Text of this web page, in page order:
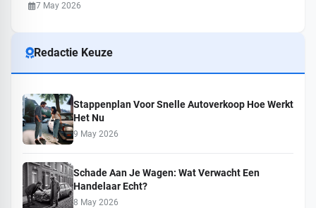
7 May 2026
Redactie Keuze
Stappenplan Voor Snelle Autoverkoop Hoe Werkt
Het Nu
9 May 2026
Schade Aan Je Wagen: Wat Verwacht Een
Handelaar Echt?
8 May 2026